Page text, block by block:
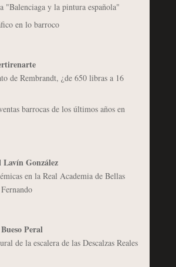
"Balenciaga y la pintura española"
en lo barroco
de Rembrandt, ¿de 650 libras a 16
barrocas de los últimos años en
Lavín González
en la Real Academia de Bellas
Peral
de la escalera de las Descalzas Reales